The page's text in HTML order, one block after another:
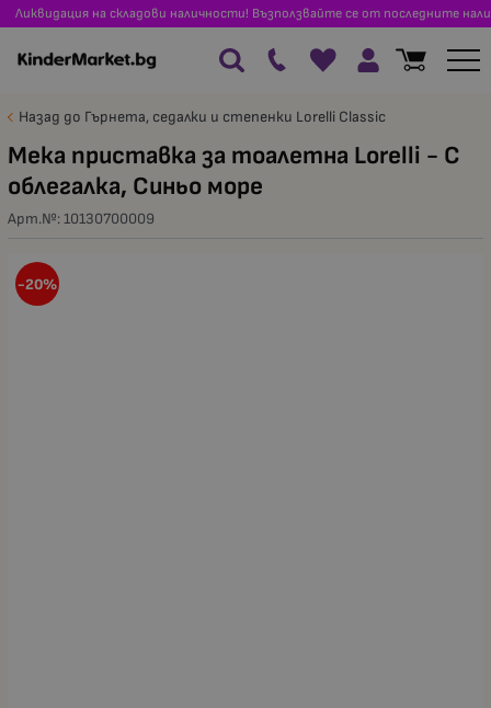
Ликвидация на складови наличности! Възползвайте се от последните
Назад до Гърнета, седалки и степенки Lorelli Classic
Мека приставка за тоалетна Lorelli - С
облегалка, Синьо море
Арт.№:10130700009
-20%